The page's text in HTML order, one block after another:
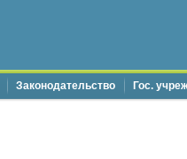
Законодательство Гос.